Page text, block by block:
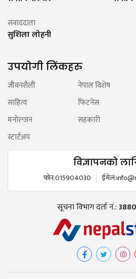
संवाददाता
सुशिला लोहनी
उपयोगी लिंकहरु
जीवनशैली नेपाल विशेष
साहित्य
फिटनेस
मनोरन्जन
सहकारी
स्टार्टअप
विज्ञापनको
फोन:015904030 ईमेल:
सूचना विभाग दर्ता नं.: